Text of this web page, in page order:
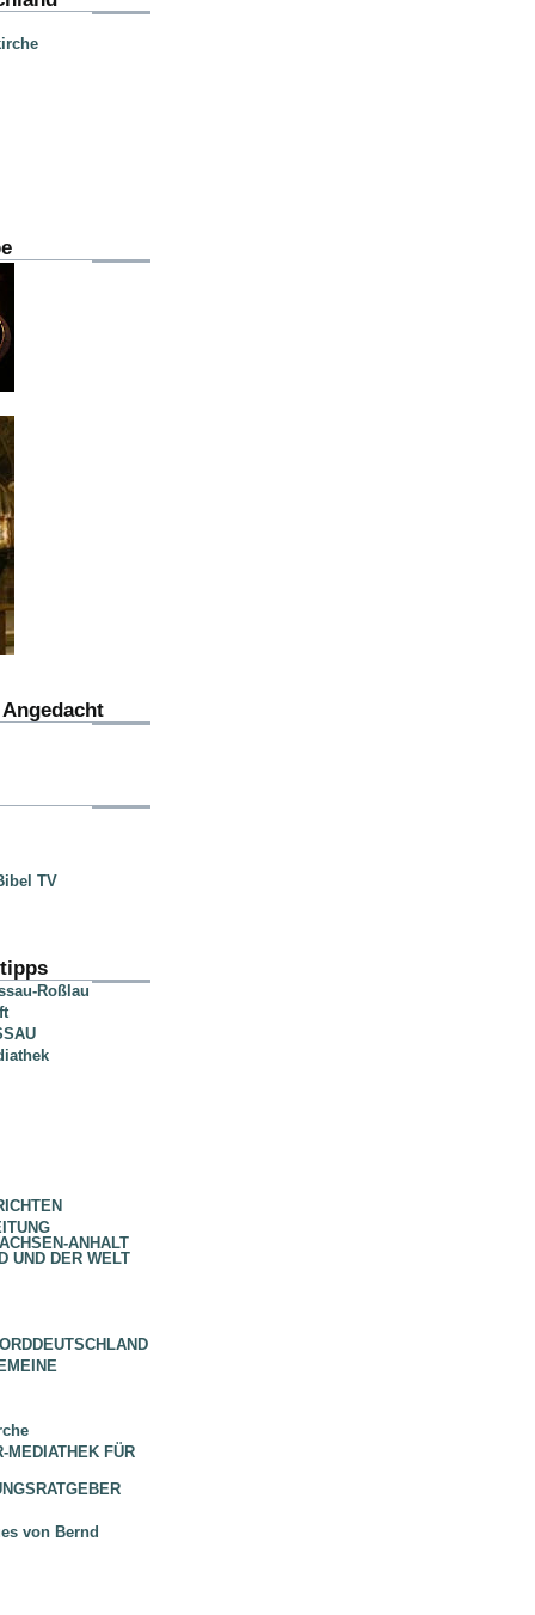
TV
Roßlau
ANHALT
UND DER WELT
FÜR
von Bernd